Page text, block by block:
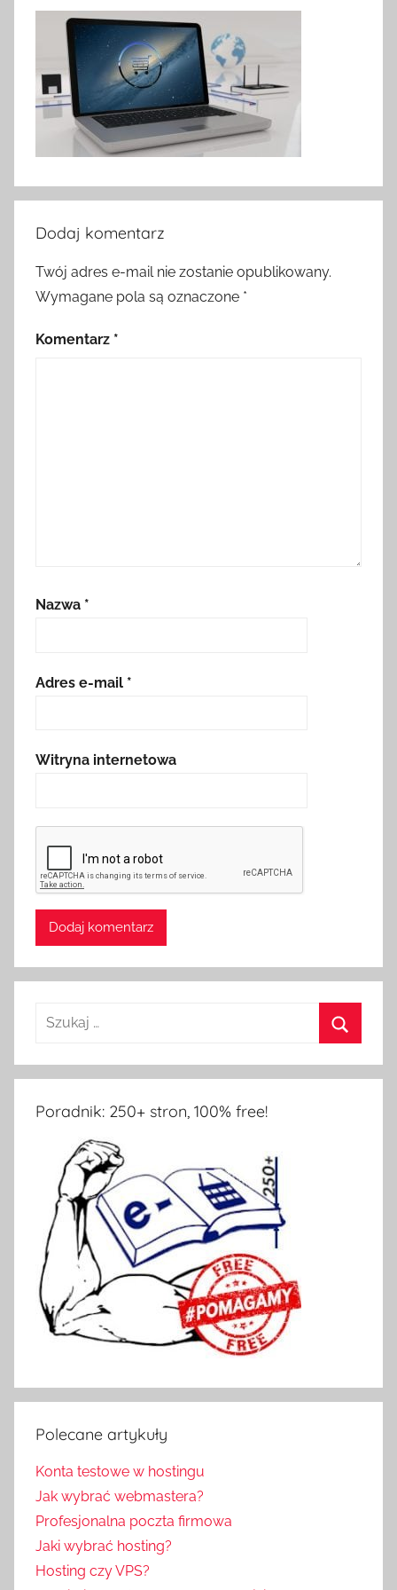
Dodaj komentarz
Twój adres e-mail nie zostanie opublikowany.
Wymagane pola są oznaczone *
Komentarz *
Nazwa *
Adres e-mail *
Witryna internetowa
Poradnik: 250+ stron, 100% free!
Polecane artykuły
Konta testowe w hostingu
Jak wybrać webmastera?
Profesjonalna poczta firmowa
Jaki wybrać hosting?
Hosting czy VPS?